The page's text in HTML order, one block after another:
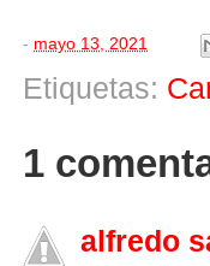
- mayo 13, 2021
Etiquetas:
1
alfredo